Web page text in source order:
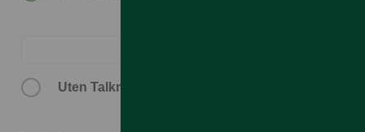
Uten Talkmore-abonnement.